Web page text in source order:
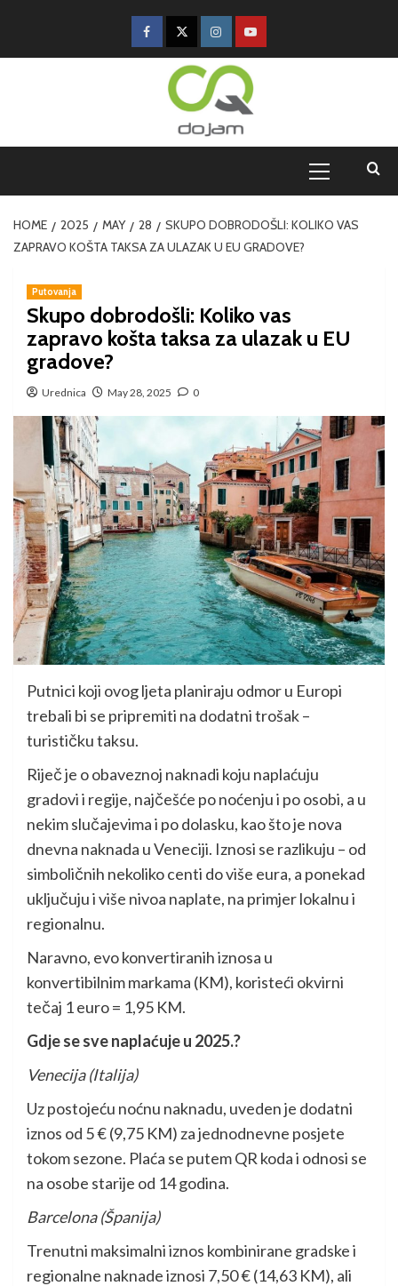
HOME 2025 MAY 28
SKUPO DOBRODOŠLI: KOLIKO VAS
ZAPRAVO KOŠTA TAKSA ZA ULAZAK U EU GRADOVE?
Putovanja
Skupo dobrodošli: Koliko vas
zapravo košta taksa za ulazak u EU
gradove?
Urednica May 28, 2025 0
Putnici koji ovog ljeta planiraju odmor u Europi
trebali bi se pripremiti na dodatni trošak –
turističku taksu.
Riječ je o obaveznoj naknadi koju naplaćuju
gradovi i regije, najčešće po noćenju i po osobi, a u
nekim slučajevima i po dolasku, kao što je nova
dnevna naknada u Veneciji. Iznosi se razlikuju – od
simboličnih nekoliko centi do više eura, a ponekad
uključuju i više nivoa naplate, na primjer lokalnu i
regionalnu.
Naravno, evo konvertiranih iznosa u
konvertibilnim markama (KM), koristeći okvirni
tečaj 1 euro = 1,95 KM.
Gdje se sve naplaćuje u 2025.?
Venecija (Italija)
Uz postojeću noćnu naknadu, uveden je dodatni
iznos od 5 € (9,75 KM) za jednodnevne posjete
tokom sezone. Plaća se putem QR koda i odnosi se
na osobe starije od 14 godina.
Barcelona (Španija)
Trenutni maksimalni iznos kombinirane gradske i
regionalne naknade iznosi 7,50 € (14,63 KM), ali